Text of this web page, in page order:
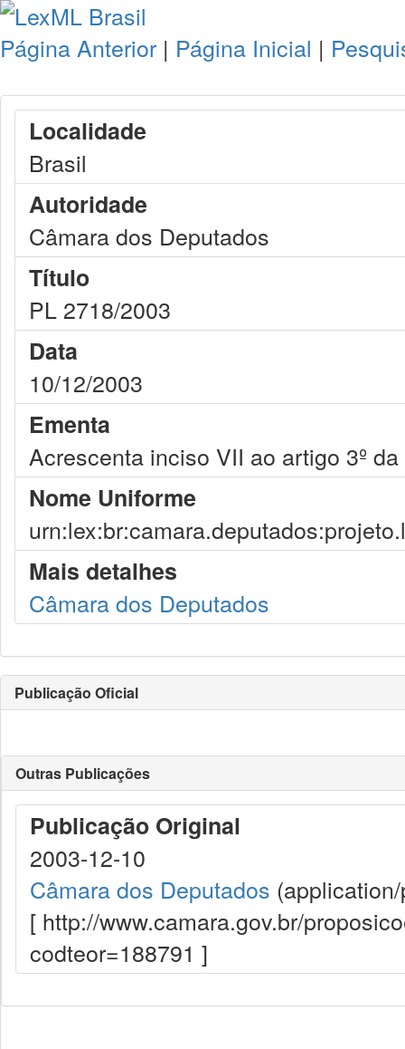
Página Anterior | Página Inicial |
Localidade
Brasil
Autoridade
Câmara dos Deputados
Título
PL 2718/2003
Data
10/12/2003
Ementa
Acrescenta inciso VII ao artigo 3º
Nome Uniforme
Mais detalhes
Câmara dos Deputados
Publicação Oficial
Outras Publicações
Publicação Original
2003-12-10
Câmara dos Deputados
[ http://www.camara.gov.br/
codteor=188791 ]